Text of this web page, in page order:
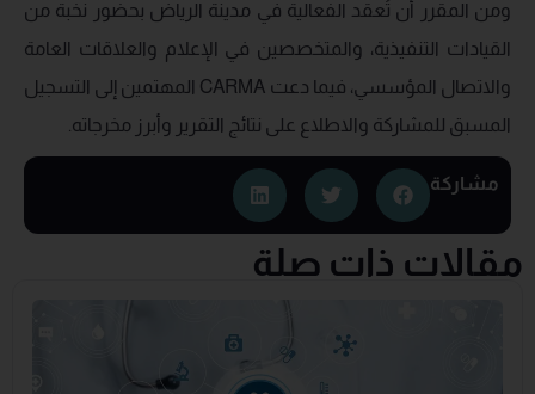
ومن المقرر أن تُعقد الفعالية في مدينة الرياض بحضور نخبة من
القيادات التنفيذية، والمتخصصين في الإعلام والعلاقات العامة
والاتصال المؤسسي، فيما دعت CARMA المهتمين إلى التسجيل
المسبق للمشاركة والاطلاع على نتائج التقرير وأبرز مخرجاته.
مشاركة
مقالات ذات صلة